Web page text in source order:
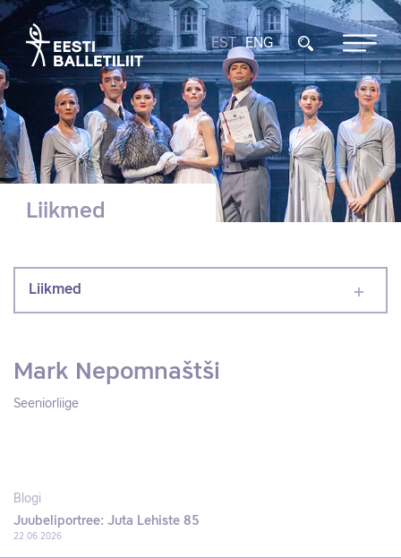
EST ENG
Liikmed
Liikmed
Mark Nepomnaštši
Seeniorliige
Blogi
Juubeliportree: Juta Lehiste 85
22.06.2026